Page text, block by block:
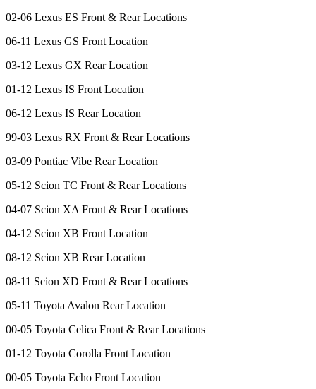
02-06 Lexus ES Front & Rear Locations
06-11 Lexus GS Front Location
03-12 Lexus GX Rear Location
01-12 Lexus IS Front Location
06-12 Lexus IS Rear Location
99-03 Lexus RX Front & Rear Locations
03-09 Pontiac Vibe Rear Location
05-12 Scion TC Front & Rear Locations
04-07 Scion XA Front & Rear Locations
04-12 Scion XB Front Location
08-12 Scion XB Rear Location
08-11 Scion XD Front & Rear Locations
05-11 Toyota Avalon Rear Location
00-05 Toyota Celica Front & Rear Locations
01-12 Toyota Corolla Front Location
00-05 Toyota Echo Front Location